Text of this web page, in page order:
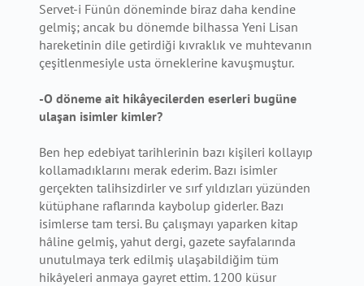
Servet-i Fünûn döneminde biraz daha kendine
gelmiş; ancak bu dönemde bilhassa Yeni Lisan
hareketinin dile getirdiği kıvraklık ve muhtevanın
çeşitlenmesiyle usta örneklerine kavuşmuştur.
-O döneme ait hikâyecilerden eserleri bugüne
ulaşan isimler kimler?
Ben hep edebiyat tarihlerinin bazı kişileri kollayıp
kollamadıklarını merak ederim. Bazı isimler
gerçekten talihsizdirler ve sırf yıldızları yüzünden
kütüphane raflarında kaybolup giderler. Bazı
isimlerse tam tersi. Bu çalışmayı yaparken kitap
hâline gelmiş, yahut dergi, gazete sayfalarında
unutulmaya terk edilmiş ulaşabildiğim tüm
hikâyeleri anmaya gayret ettim. 1200 küsur